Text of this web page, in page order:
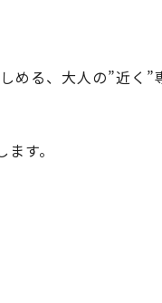
める、大人の”近く”
す。